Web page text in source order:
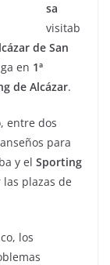
sa
visitab
de San
en 1ª
de Alcázar.
entre dos
para
y el Sporting
plazas de
los